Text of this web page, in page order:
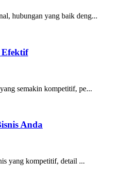
hubungan yang baik deng...
Efektif
semakin kompetitif, pe...
Anda
yang kompetitif, detail ...